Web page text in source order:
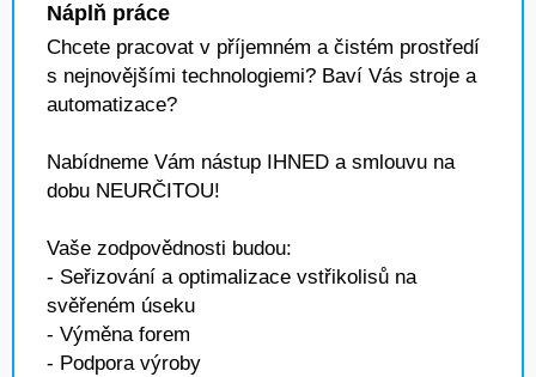
Náplň práce
Chcete pracovat v příjemném a čistém prostředí
s nejnovějšími technologiemi? Baví Vás stroje a
automatizace?
Nabídneme Vám nástup IHNED a smlouvu na
dobu NEURČITOU!
Vaše zodpovědnosti budou:
- Seřizování a optimalizace vstřikolisů na
svěřeném úseku
- Výměna forem
- Podpora výroby